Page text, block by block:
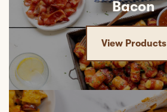
Bacon
View Products